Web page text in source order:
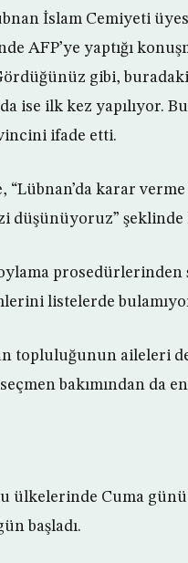
İslam Cemiyeti
AFP’ye yaptığı
gibi, buradaki
ise ilk kez yapılıyor.
ifade etti.
“Lübnan’da karar
düşünüyoruz” şeklinde
prosedürlerinden
listelerde
topluluğunun aileleri
seçmen bakımından
ülkelerinde Cuma
başladı.